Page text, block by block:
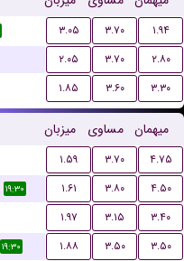
۳.۰۵ ۳.۷۰
۱.۹۴
۲.۰۵ ۳.۷۰
۲.۸۰
۱.۸۵ ۳.۶۰ ۳.۳۰
میزبان مساوی میهمان
۱.۵۹ ۳.۷۰
۴.۷۵
۱۹:۳۰ ۱.۶۱ ۳.۸۰
۴.۵۰
۱.۹۷ ۳.۱۵
۳.۴۰
۱۹:۳۰ ۱.۸۸ ۳.۵۰
۳.۵۰